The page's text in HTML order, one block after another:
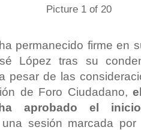
Picture 1 of 20
permanecido firme en
López tras su
pesar de las
de Foro Ciudadano,
aprobado el
sesión marcada